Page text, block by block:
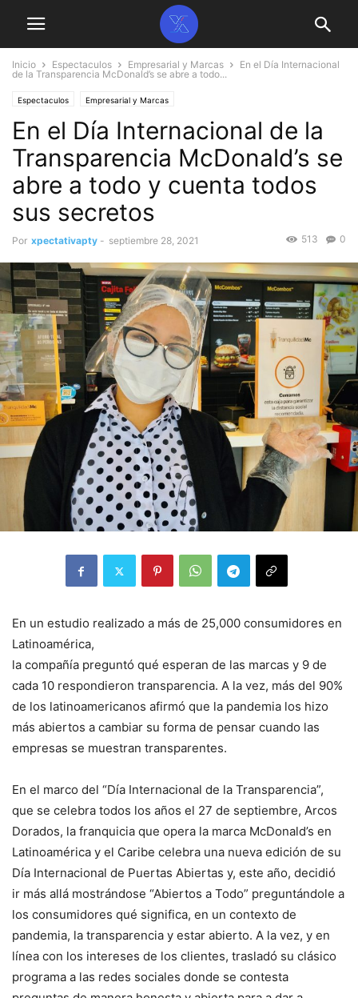
Inicio Espectaculos Empresarial y Marcas
En el Día Internacional
de la Transparencia McDonald’s se abre a todo...
Espectaculos Empresarial y Marcas
En el Día Internacional de la
Transparencia McDonald’s se
abre a todo y cuenta todos
sus secretos
Por xpectativapty - septiembre 28, 2021 0
513
En un estudio realizado a más de 25,000 consumidores en
Latinoamérica,
la compañía preguntó qué esperan de las marcas y 9 de
cada 10 respondieron transparencia. A la vez, más del 90%
de los latinoamericanos afirmó que la pandemia los hizo
más abiertos a cambiar su forma de pensar cuando las
empresas se muestran transparentes.
En el marco del “Día Internacional de la Transparencia”,
que se celebra todos los años el 27 de septiembre, Arcos
Dorados, la franquicia que opera la marca McDonald’s en
Latinoamérica y el Caribe celebra una nueva edición de su
Día Internacional de Puertas Abiertas y, este año, decidió
ir más allá mostrándose “Abiertos a Todo” preguntándole a
los consumidores qué significa, en un contexto de
pandemia, la transparencia y estar abierto. A la vez, y en
línea con los intereses de los clientes, trasladó su clásico
programa a las redes sociales donde se contesta